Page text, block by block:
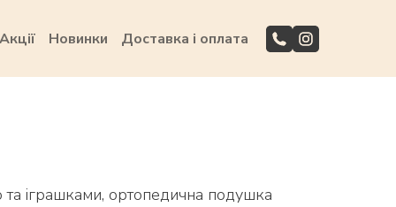
Акції Новинки Доставка і оплата
іграшками, ортопедична подушка